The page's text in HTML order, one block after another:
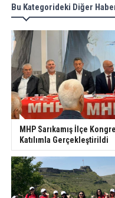
Bu Kategorideki Diğer
MHP Sarıkamış İlçe
Katılımla Gerçekleştirildi